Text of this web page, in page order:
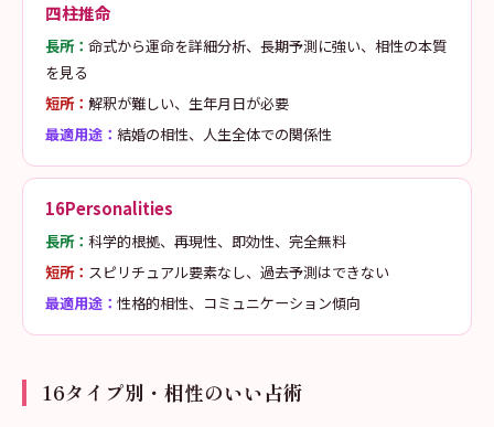
四柱推命
長所： 命式から運命を詳細分析、長期予測に強い、相性の本質
を見る
短所： 解釈が難しい、生年月日が必要
最適用途： 結婚の相性、人生全体での関係性
16Personalities
長所： 科学的根拠、再現性、即効性、完全無料
短所： スピリチュアル要素なし、過去予測はできない
最適用途： 性格的相性、コミュニケーション傾向
16タイプ別・相性のいい占術